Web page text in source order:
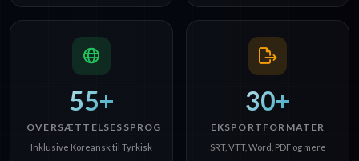
55+
OVERSÆTTELSESSPROG
Inklusive Koreansk til Tyrkisk
30+
EKSPORTFORMATER
SRT, VTT, Word, PDF og mere